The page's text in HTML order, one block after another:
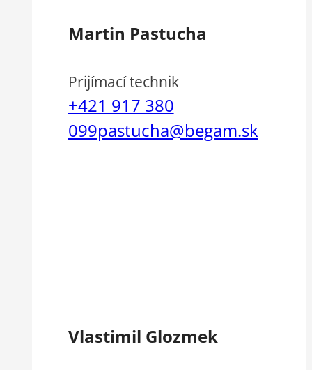
Martin Pastucha
Prijímací technik
+421 917 380
099pastucha@begam.sk
Vlastimil Glozmek